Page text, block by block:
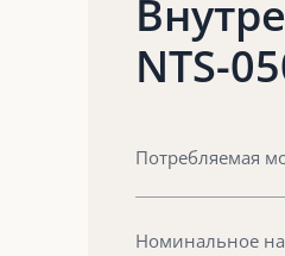
NTS-
Потребляемая
Номинальное